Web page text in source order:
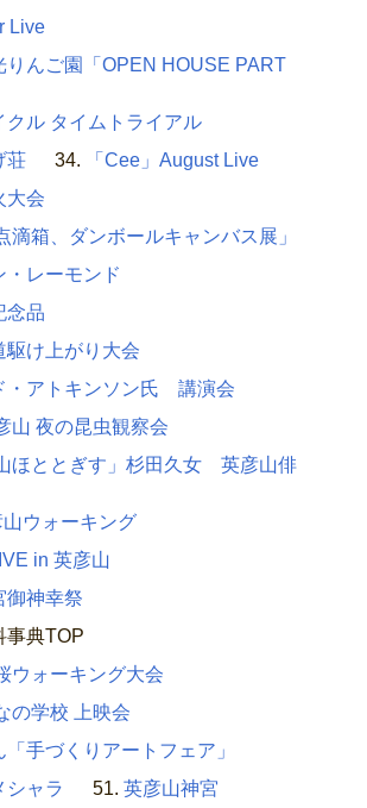
Live
りんご園「OPEN HOUSE PART
クル タイムトライアル
荘
「Cee」August Live
大会
滴箱、ダンボールキャンバス展」
・レーモンド
念品
駆け上がり大会
・アトキンソン氏 講演会
山 夜の昆虫観察会
ほととぎす」杉田久女 英彦山俳
ウォーキング
in 英彦山
御神幸祭
事典TOP
ウォーキング大会
の学校 上映会
手づくりアートフェア」
シャラ
英彦山神宮